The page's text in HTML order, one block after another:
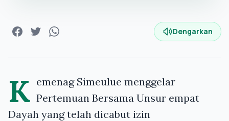
Dengarkan
K emenag Simeulue menggelar
Pertemuan Bersama Unsur empat
Dayah yang telah dicabut izin